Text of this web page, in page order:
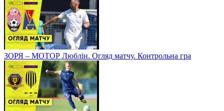
ЗОРЯ – МОТОР Люблін. Огляд матчу. Контрольна гра